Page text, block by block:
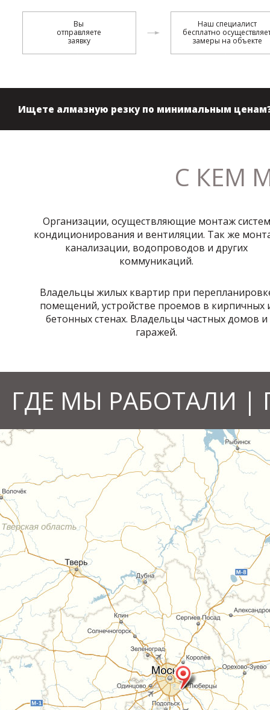
Вы
отправляете
заявку
Наш специалист
бесплатно
замеры на объекте
Ищете алмазную резку по минимальным
С КЕМ
Организации, осуществляющие монтаж систем
кондиционирования и вентиляции. Так же
канализации, водопроводов и других
коммуникаций.
Владельцы жилых квартир при
помещений, устройстве проемов в кирпичных
бетонных стенах. Владельцы частных домов и
гаражей.
ГДЕ МЫ РАБОТАЛИ |